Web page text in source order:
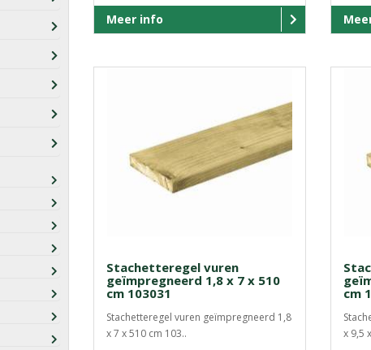
Meer info
Stachetteregel vuren
geïmpregneerd 1,8 x 7 x 510
cm 103031
Stachetteregel vuren geïmpregneerd 1,8
x 7 x 510 cm 103..
cm
x 9,5